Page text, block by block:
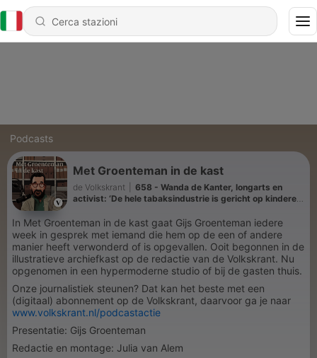
Podcasts
Met Groenteman in de kast
de Volkskrant
658 - Wanda de Kanter, longarts en
activist: ‘De hele tabaksindustrie is gericht op kinderen.
In Met Groenteman in de kast gaat Gijs Groenteman iedere
week in gesprek met iemand die hem op de een of andere
manier heeft verwonderd of is opgevallen. Ooit begonnen in de
illustratieve archiefkast op de redactie van de Volkskrant. Nu
opgenomen in een hypermoderne studio of bij de gasten thuis.
Onze journalistiek steunen? Dat kan het beste met een
(digitaal) abonnement op de Volkskrant, daarvoor ga je naar
www.volkskrant.nl/podcastactie
Presentatie: Gijs Groenteman
Redactie en montage: Julia van Alem